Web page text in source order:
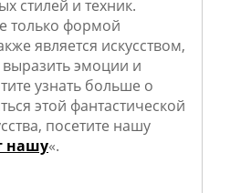
стилей и техник.
только формой
является искусством,
выразить эмоции и
узнать больше о
этой фантастической
посетите нашу
нашу«.